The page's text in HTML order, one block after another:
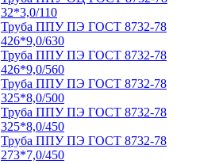
32*3,0/110
Труба ППУ ПЭ ГОСТ 8732-78
426*9,0/630
Труба ППУ ПЭ ГОСТ 8732-78
426*9,0/560
Труба ППУ ПЭ ГОСТ 8732-78
325*8,0/500
Труба ППУ ПЭ ГОСТ 8732-78
325*8,0/450
Труба ППУ ПЭ ГОСТ 8732-78
273*7,0/450